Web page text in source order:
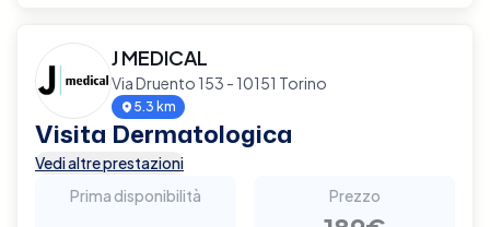
J MEDICAL
Via Druento 153 - 10151 Torino
5.3 km
Visita Dermatologica
Vedi altre prestazioni
Prima disponibilità
Prezzo